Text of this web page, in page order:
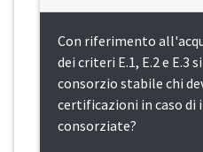
Con riferimento
dei criteri E.1, E.2 e E.3
consorzio stabile chi
certificazioni in caso di
consorziate?